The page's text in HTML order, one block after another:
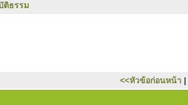
ติธรรม
<<หัวข้อก่อนหน้า |